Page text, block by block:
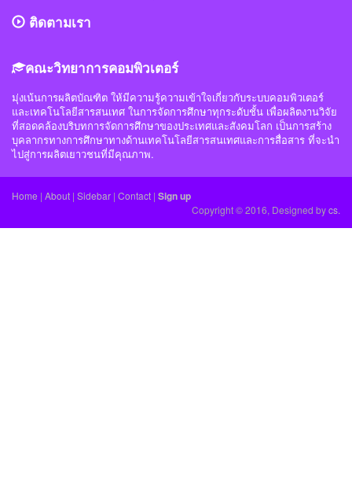
ติดตามเรา
คณะวิทยาการคอมพิวเตอร์
มุ่งเน้นการผลิตบัณฑิต ให้มีความรู้ความเข้าใจเกี่ยวกับระบบคอมพิวเตอร์
และเทคโนโลยีสารสนเทศ ในการจัดการศึกษาทุกระดับชั้น เพื่อผลิตงานวิจัย
ที่สอดคล้องบริบทการจัดการศึกษาของประเทศและสังคมโลก เป็นการสร้าง
บุคลากรทางการศึกษาทางด้านเทคโนโลยีสารสนเทศและการสื่อสาร ที่จะนำ
ไปสู่การผลิตเยาวชนที่มีคุณภาพ.
Home | About | Sidebar | Contact | Sign up
Copyright © 2016, Designed bycs.